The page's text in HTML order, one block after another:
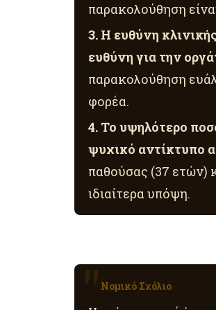
παρακολούθηση
3. Η ευθύνη
ευθύνη για την
παρακολούθηση
φορέα.
4. Το υψηλότερο
ψυχικό αντίκτυπο
παθούσας (37 ετών)
ιδιαίτερα υπόψη.
Νομικό Σχόλιο